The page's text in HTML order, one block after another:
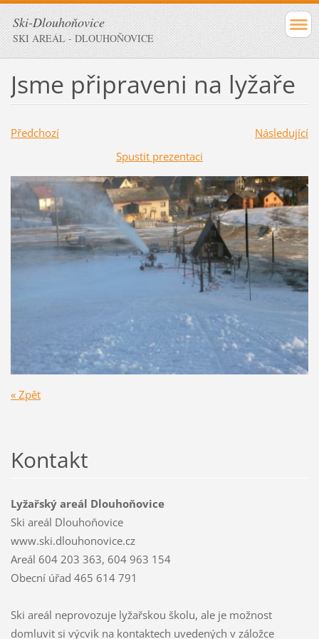
Ski-Dlouhoňovice
SKI AREÁL - DLOUHOŇOVICE
Jsme připraveni na lyžaře
Předchozí
Následující
Spustit prezentaci
« Zpět
Kontakt
Lyžařský areál Dlouhoňovice
Ski areál Dlouhoňovice
www.ski.dlouhonovice.cz
Areál 604 203 363, 604 963 154
Obecní úřad 465 614 791
Ski areál neprovozuje lyžařskou školu, ale je možnost
domluvit si výcvik na kontaktech uvedených v záložce